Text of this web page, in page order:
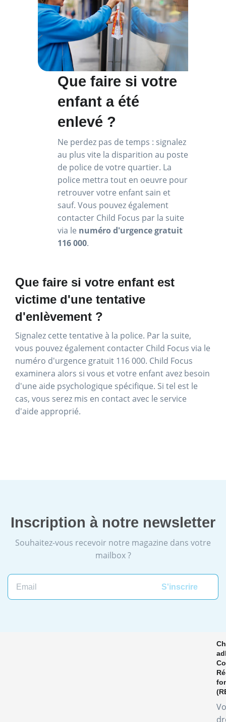
Que faire si votre
enfant a été
enlevé ?
Ne perdez pas de temps : signalez
au plus vite la disparition au poste
de police de votre quartier. La
police mettra tout en oeuvre pour
retrouver votre enfant sain et
sauf. Vous pouvez également
contacter Child Focus par la suite
via le numéro d'urgence gratuit
116 000.
Que faire si votre enfant est
victime d'une tentative
d'enlèvement ?
Signalez cette tentative à la police. Par la suite,
vous pouvez également contacter Child Focus via le
numéro d'urgence gratuit 116 000. Child Focus
examinera alors si vous et votre enfant avez besoin
d'une aide psychologique spécifique. Si tel est le
cas, vous serez mis en contact avec le service
d'aide approprié.
Inscription à notre newsletter
Souhaitez-vous recevoir notre magazine dans votre
mailbox ?
Email